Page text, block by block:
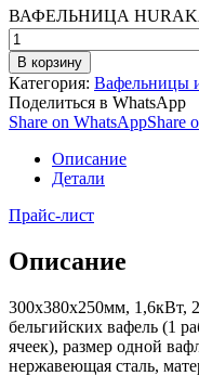
ВАФЕЛЬНИЦА
В корзину
Категория: Вафельницы
Поделиться в WhatsApp
Share on WhatsAppShare
Описание
Детали
Прайс-лист
Описание
300x380x250мм, 1,6кВт,
бельгийских вафель (1
ячеек), размер одной
нержавеющая сталь,